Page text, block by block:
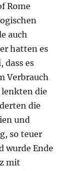
Rome
auch
hatten es
dass es
Verbrauch
die
die
und
so teuer
wurde Ende
mit